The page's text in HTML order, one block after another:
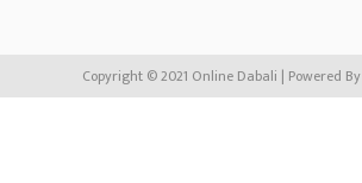
Copyright © 2021 Online Dabali | Powered By